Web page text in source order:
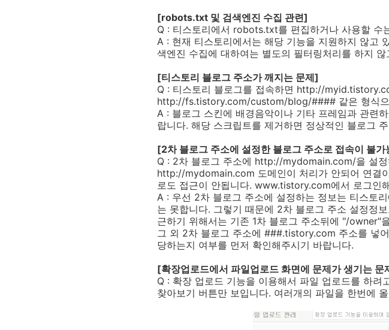
[robots.txt 및 검색엔진 수집 관련]
Q : 티스토리에서 robots.txt를 편집하거나 사용할 수
A : 현재 티스토리에서는 해당 기능을 지원하지 않고
색엔진 수집에 대하여는 별도의 필터링처리를 하지 않
[티스토리 블로그 주소가 깨지는 문제]
Q : 티스토리 블로그를 접속하면 http://
http://fs.tistory.com/custom/blog/#### 같은 형식으
A : 블로그 스킨에 배경음악이나 기타 프레임과 관련
랍니다. 해당 스크립트를 제거하면 정상적인 블로그
[2차 블로그 주소에 설정한 블로그 주소로 접속이 불가
Q : 2차 블로그 주소에 http://mydomain.com/을 설
http://mydomain.com 도메인이 처리가 안되어 연결
로도 접근이 안됩니다. www.tistory.com에서 로그인
A : 우선 2차 블로그 주소에 설정하는 정보는 티스토
는 못합니다. 그렇기 때문에 2차 블로그 주소 설정정
근하기 위해서는 기존 1차 블로그 주소뒤에 "/owner"
그 외 2차 블로그 주소에 ###.tistory.com 주소를 넣
당하는지 여부를 먼저 확인해주시기 바랍니다.
[확장업로드에서 파일업로드 화면에 문제가 생기는 문
Q : 확장 업로드 기능을 이용해서 파일 업로드를 하
찾아보기 버튼만 보입니다. 여러개의 파일을 한번에